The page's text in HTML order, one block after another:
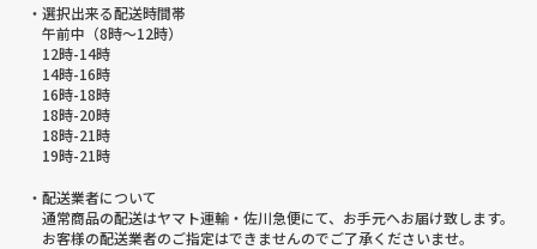
・選択出来る配送時間帯
午前中（8時～12時）
12時-14時
14時-16時
16時-18時
18時-20時
18時-21時
19時-21時
・配送業者について
通常商品の配送はヤマト運輸・佐川急便にて、お手元へお届け致します。
お客様の配送業者のご指定はできませんのでご了承くださいませ。